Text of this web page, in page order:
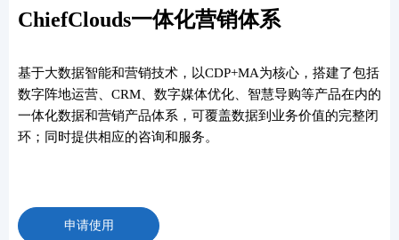
ChiefClouds一体化营销体系
基于大数据智能和营销技术，以CDP+MA为核心，搭建了包括
数字阵地运营、CRM、数字媒体优化、智慧导购等产品在内的
一体化数据和营销产品体系，可覆盖数据到业务价值的完整闭
环；同时提供相应的咨询和服务。
申请使用